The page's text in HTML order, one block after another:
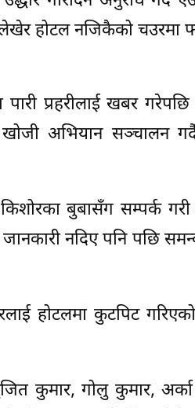
लेखेर होटल नजिकैको चउरमा
प्रहरीलाई खबर
अभियान सञ्चालन
बुबासँग सम्पर्क
जानकारी नदिए पनि पछि
होटलमा कुटपिट
कुमार, गोलु कुमार,